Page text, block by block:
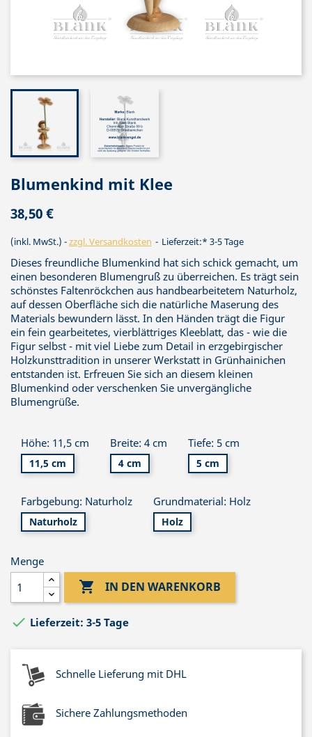
Blumenkind mit Klee
38,50 €
(inkl. MwSt.) zzgl. Versandkosten Lieferzeit:* 3-5 Tage
Dieses freundliche Blumenkind hat sich schick gemacht, um
einen besonderen Blumengruß zu überreichen. Es trägt sein
schönstes Faltenröckchen aus handbearbeitetem Naturholz,
auf dessen Oberfläche sich die natürliche Maserung des
Materials bewundern lässt. In den Händen trägt die Figur
ein fein gearbeitetes, vierblättriges Kleeblatt, das - wie die
Figur selbst - mit viel Liebe zum Detail in erzgebirgischer
Holzkunsttradition in unserer Werkstatt in Grünhainichen
entstanden ist. Erfreuen Sie sich an diesem kleinen
Blumenkind oder verschenken Sie unvergängliche
Blumengrüße.
Höhe: 11,5 cm
11,5 cm
Breite: 4 cm
4 cm
Tiefe: 5 cm
5 cm
Farbgebung: Naturholz
Naturholz
Grundmaterial: Holz
Holz
Menge
 IN DEN WARENKORB
 Lieferzeit: 3-5 Tage
Schnelle Lieferung mit DHL
Sichere Zahlungsmethoden